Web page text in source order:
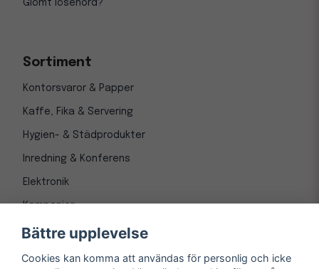
Glömt lösenord?
Sortiment
Kontorsvaror & Papper
Kaffe, Fika & Servering
Hygien- & Städprodukter
Inredning & Konferens
Elektronik
Kampanjer
Bättre upplevelse
Cookies kan komma att användas för personlig och icke